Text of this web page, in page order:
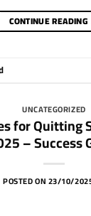
CONTINUE READING
UNCATEGORIZED
for Quitting
– Success
POSTED ON23/10/